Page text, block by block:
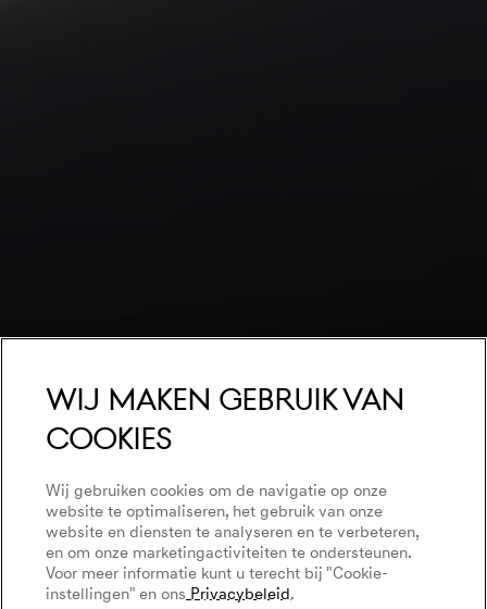
Wij maken gebruik van
cookies
Wij gebruiken cookies om de navigatie op onze
website te optimaliseren, het gebruik van onze
website en diensten te analyseren en te verbeteren,
en om onze marketingactiviteiten te ondersteunen.
Voor meer informatie kunt u terecht bij "Cookie-
instellingen" en onsPrivacybeleid.